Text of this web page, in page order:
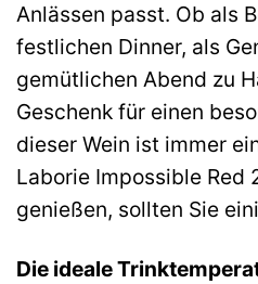
Anlässen passt. Ob als
festlichen Dinner, als
gemütlichen Abend zu
Geschenk für einen
dieser Wein ist immer
Laborie Impossible Red
genießen, sollten Sie
Die ideale